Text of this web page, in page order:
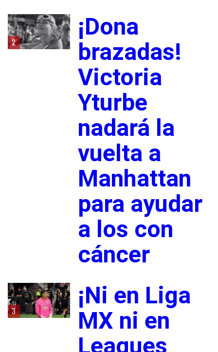
2
¡Dona
brazadas!
Victoria
Yturbe
nadará la
vuelta a
Manhattan
para ayudar
a los con
cáncer
3
¡Ni en Liga
MX ni en
Leagues